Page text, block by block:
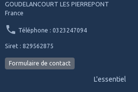
GOUDELANCOURT LES PIERREPONT
France
Téléphone : 0323247094
Siret : 829562875
Formulaire de contact
L'essentiel